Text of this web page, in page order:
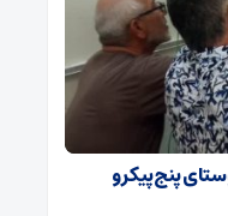
پنج‌پیکر و